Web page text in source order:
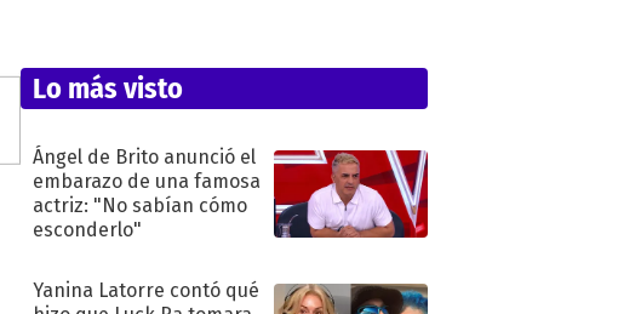
Lo más visto
Ángel de Brito anunció el
embarazo de una famosa
actriz: "No sabían cómo
esconderlo"
Yanina Latorre contó qué